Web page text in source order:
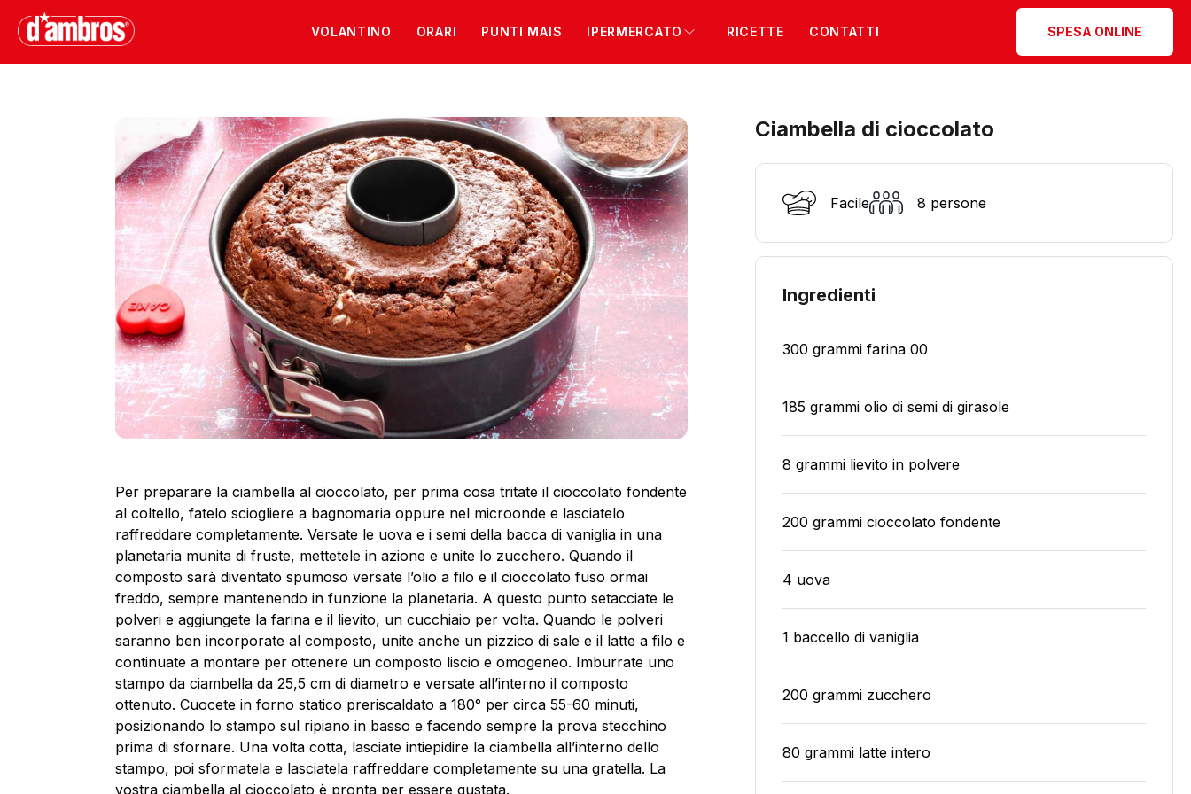
VOLANTINO ORARI PUNTI MAIS IPERMERCATO RICETTE CONTATTI SPESA ONLINE
Per preparare la ciambella al cioccolato, per prima cosa tritate il cioccolato fondente
al coltello, fatelo sciogliere a bagnomaria oppure nel microonde e lasciatelo
raffreddare completamente. Versate le uova e i semi della bacca di vaniglia in una
planetaria munita di fruste, mettetele in azione e unite lo zucchero. Quando il
composto sarà diventato spumoso versate l’olio a filo e il cioccolato fuso ormai
freddo, sempre mantenendo in funzione la planetaria. A questo punto setacciate le
polveri e aggiungete la farina e il lievito, un cucchiaio per volta. Quando le polveri
saranno ben incorporate al composto, unite anche un pizzico di sale e il latte a filo e
continuate a montare per ottenere un composto liscio e omogeneo. Imburrate uno
stampo da ciambella da 25,5 cm di diametro e versate all’interno il composto
ottenuto. Cuocete in forno statico preriscaldato a 180° per circa 55-60 minuti,
posizionando lo stampo sul ripiano in basso e facendo sempre la prova stecchino
prima di sfornare. Una volta cotta, lasciate intiepidire la ciambella all’interno dello
stampo, poi sformatela e lasciatela raffreddare completamente su una gratella. La
vostra ciambella al cioccolato è pronta per essere gustata.
Ciambella di cioccolato
Facile 8 persone
Ingredienti
300 grammi farina 00
185 grammi olio di semi di girasole
8 grammi lievito in polvere
200 grammi cioccolato fondente
4 uova
1 baccello di vaniglia
200 grammi zucchero
80 grammi latte intero